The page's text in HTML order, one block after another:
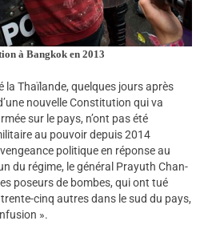
à Bangkok en 2013
Thaïlande, quelques jours après
nouvelle Constitution qui va
sur le pays, n’ont pas été
au pouvoir depuis 2014
politique en réponse au
du régime, le général Prayuth Chan-
poseurs de bombes, qui ont tué
cinq autres dans le sud du pays,
».